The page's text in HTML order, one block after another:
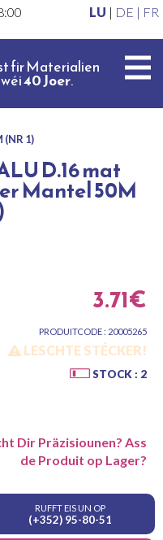
LU | DE | FR
fir Materialien
wéi40 Joer.
(NR 1)
D.16 mat
Mantel 50M
3.71€
PRODUITCODE : 20005265
LESCHTE STÉCKER!
STOCK : 2
Dir Präzisiounen? Ass
de Produit op Lager?
RUFFT EIS UN OP
(+352) 95-80-51